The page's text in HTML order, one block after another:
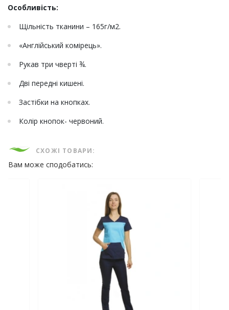
Особливість:
Щільність тканини – 165г/м2.
«Англійський комірець».
Рукав три чверті ¾.
Дві передні кишені.
Застібки на кнопках.
Колір кнопок- червоний.
СХОЖІ ТОВАРИ:
Вам може сподобатись: